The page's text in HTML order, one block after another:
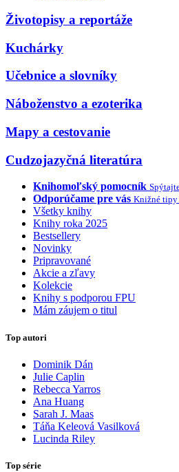
Životopisy a reportáže
Kuchárky
Učebnice a slovníky
Náboženstvo a ezoterika
Mapy a cestovanie
Cudzojazyčná literatúra
Knihomoľský pomocník
Odporúčame pre vás Knižné tipy
Všetky knihy
Knihy roka 2025
Bestsellery
Novinky
Pripravované
Akcie a zľavy
Kolekcie
Knihy s podporou FPU
Mám záujem o titul
Top autori
Dominik Dán
Julie Caplin
Rebecca Yarros
Ana Huang
Sarah J. Maas
Táňa Keleová Vasilková
Lucinda Riley
Top série